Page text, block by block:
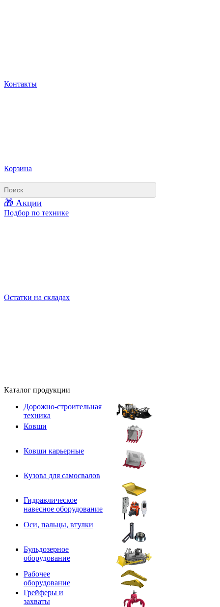
Контакты
Корзина
🎁 Акции
Подбор по технике
Остатки на складах
Каталог продукции
Дорожно-строительная
техника
Ковши
Ковши карьерные
Кузова для самосвалов
Гидравлическое
навесное оборудование
Оси, пальцы, втулки
Бульдозерное
оборудование
Рабочее
оборудование
Грейферы и
захваты